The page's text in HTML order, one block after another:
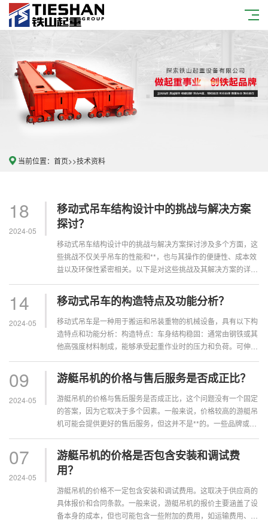
当前位置： 首页>>技术资料
18
2024-05
移动式吊车结构设计中的挑战与解决方案
探讨？
移动式吊车结构设计中的挑战与解决方案探讨涉及多个方面，这
些挑战不仅关乎吊车的性能和**，也与其操作的便捷性、成本效
益以及环保性紧密相关。以下是对这些挑战及其解决方案的详细
14
2024-05
移动式吊车的构造特点及功能分析？
移动式吊车是一种用于搬运和吊装重物的机械设备，具有以下构
造特点和功能分析：构造特点：车身结构稳固：通常由钢铁或其
他高强度材料制成，能够承受起重作业时的压力和负荷。可伸缩
09
2024-05
游艇吊机的价格与售后服务是否成正比？
游艇吊机的价格与售后服务是否成正比，这个问题没有一个固定
的答案，因为它取决于多个因素。一般来说，价格较高的游艇吊
机可能会提供更好的售后服务，但这并不是**的。一些品牌或制
07
2024-05
游艇吊机的价格是否包含安装和调试费
用？
游艇吊机的价格不一定包含安装和调试费用。这取决于供应商的
具体报价和合同条款。一般来说，游艇吊机的报价主要涵盖了设
备本身的成本，但也可能包含一些附加的费用，如运输费用、税